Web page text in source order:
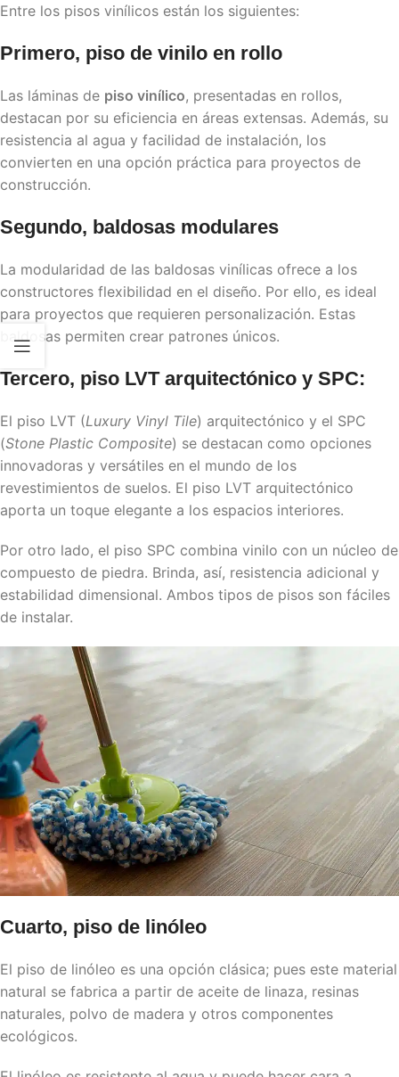
Entre los pisos vinílicos están los siguientes:
Primero, piso de vinilo en rollo
Las láminas de piso vinílico, presentadas en rollos,
destacan por su eficiencia en áreas extensas. Además, su
resistencia al agua y facilidad de instalación, los
convierten en una opción práctica para proyectos de
construcción.
Segundo, baldosas modulares
La modularidad de las baldosas vinílicas ofrece a los
constructores flexibilidad en el diseño. Por ello, es ideal
para proyectos que requieren personalización. Estas
baldosas permiten crear patrones únicos.
Tercero, piso LVT arquitectónico y SPC:
El piso LVT (Luxury Vinyl Tile) arquitectónico y el SPC
(Stone Plastic Composite) se destacan como opciones
innovadoras y versátiles en el mundo de los
revestimientos de suelos. El piso LVT arquitectónico
aporta un toque elegante a los espacios interiores.
Por otro lado, el piso SPC combina vinilo con un núcleo de
compuesto de piedra. Brinda, así, resistencia adicional y
estabilidad dimensional. Ambos tipos de pisos son fáciles
de instalar.
Cuarto, piso de linóleo
El piso de linóleo es una opción clásica; pues este material
natural se fabrica a partir de aceite de linaza, resinas
naturales, polvo de madera y otros componentes
ecológicos.